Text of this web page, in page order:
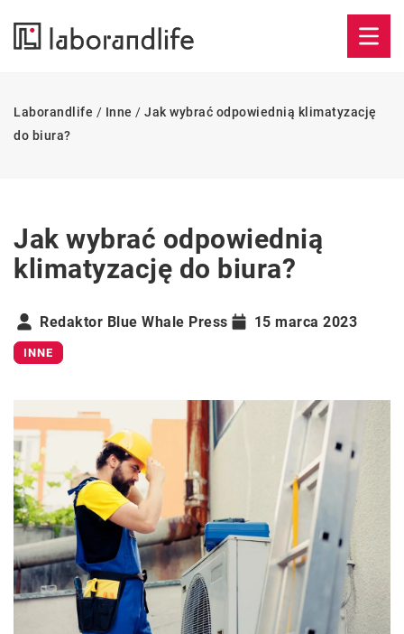
Laborandlife / Inne / Jak wybrać odpowiednią klimatyzację
do biura?
Jak wybrać odpowiednią
klimatyzację do biura?
Redaktor Blue Whale Press 15 marca 2023
INNE